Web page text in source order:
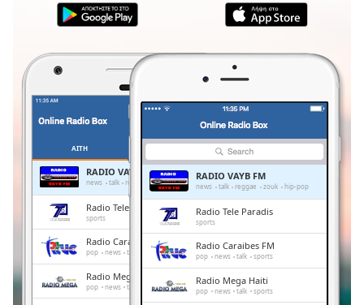
LIVE
live,
currently
behind
LIVE
Remaining
Playback
Chapters
Chapters
ΑΪΤΉ
RADIO VAYB FM
news talk reggae zouk hip-pop
Radio Tele Paradis
sports
Radio Caraibes FM
pop news talk sports
Radio Mega Haiti
pop news talk sports
RADIO VAYB FM
news talk reggae zouk hip-pop
Radio Tele Paradis
sports
Radio Caraibes FM
pop news talk sports
Radio Mega Haiti
pop news talk sports